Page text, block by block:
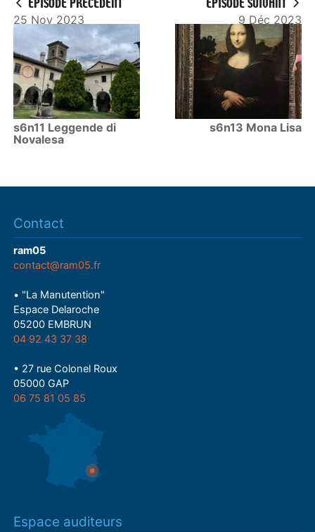
ÉPISODE PRÉCÉDENT
25 Nov 2023
s6n11 Leggende di
Novalesa
ÉPISODE SUIVANT
9 Déc 2023
s6n13 Mona Lisa
Contact
ram05
contact@ram05.fr
• "La Manutention"
Espace Delaroche
05200 EMBRUN
04 92 43 37 38
• 27 rue Colonel Roux
05000 GAP
06 75 81 05 85
Espace auditeurs